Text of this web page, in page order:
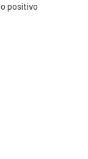
positivo